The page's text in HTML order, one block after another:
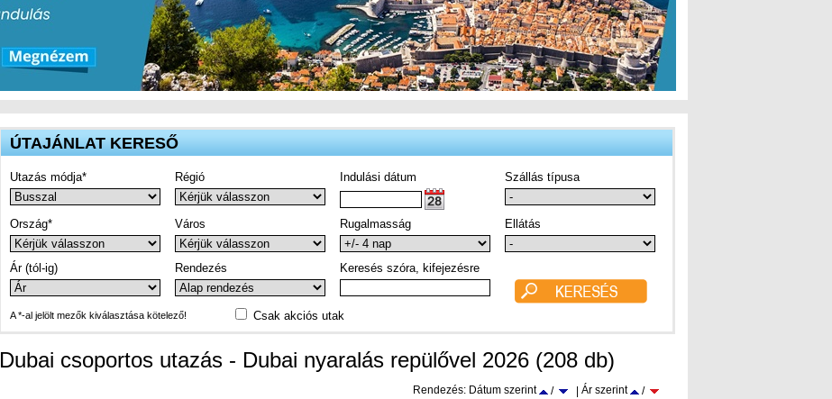
ÚTAJÁNLAT KERESŐ
Utazás módja* Régió Indulási dátum Szállás típusa
Ország* Város Rugalmasság Ellátás
Ár (tól-ig) Rendezés Keresés szóra, kifejezésre
A *-al jelölt mezők kiválasztása kötelező! Csak akciós utak
Dubai csoportos utazás - Dubai nyaralás repülővel 2026 (208 db)
Rendezés: Dátum szerint / Ár szerint
/